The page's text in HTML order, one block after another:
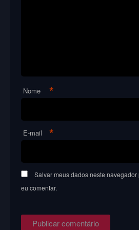
Nome *
E-mail *
Salvar meus dados neste
eu comentar.